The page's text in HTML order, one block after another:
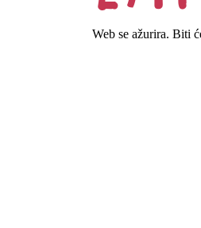
Web se ažurira. Biti